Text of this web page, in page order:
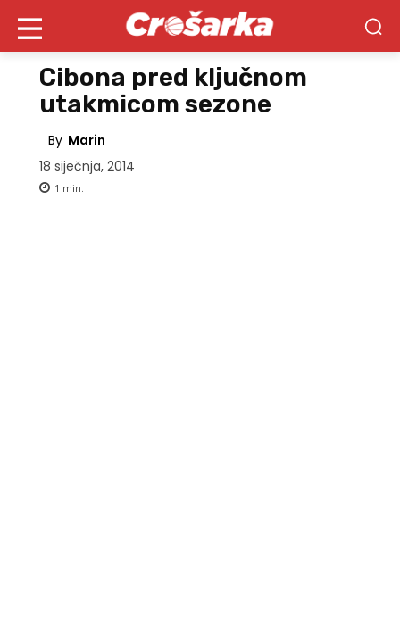
Cibona pred ključnom
utakmicom sezone
By Marin
18 siječnja, 2014
1 min.